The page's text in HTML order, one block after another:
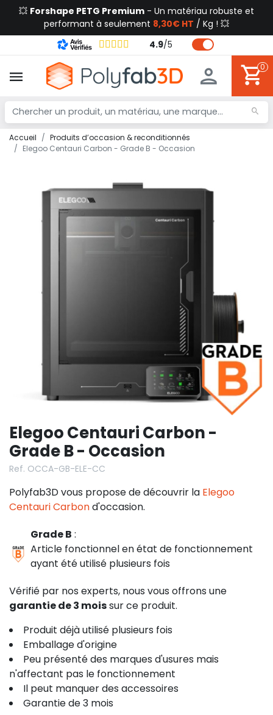
💥 Forshape PETG Premium - Un matériau robuste et
performant à seulement 8,30€ HT / Kg ! 💥
4.9/5
0
Accueil
Produits d’occasion & reconditionnés
Elegoo Centauri Carbon - Grade B - Occasion
Elegoo Centauri Carbon -
Grade B - Occasion
Ref. OCCA-GB-ELE-CC
Polyfab3D vous propose de découvrir la Elegoo
Centauri Carbond'occasion.
Grade B :
Article fonctionnel en état de fonctionnement
ayant été utilisé plusieurs fois
Vérifié par nos experts, nous vous offrons une
garantie de 3 moissur ce produit.
Produit déjà utilisé plusieurs fois
Emballage d'origine
Peu présenté des marques d'usures mais
n'affectant pas le fonctionnement
Il peut manquer des accessoires
Garantie de 3 mois